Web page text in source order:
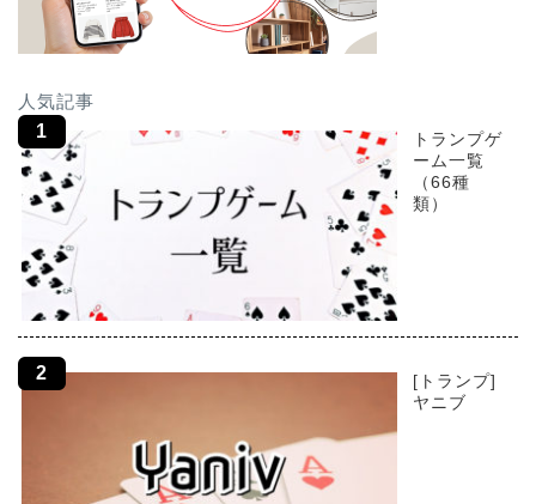
人気記事
トランプゲ
ーム一覧
（66種
類）
[トランプ]
ヤニブ